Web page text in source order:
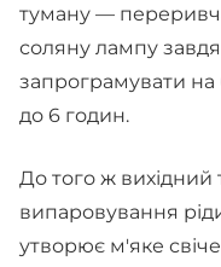
туману —
соляну лампу
запрограмувати
до 6 годин.
До того ж вихідний
випаровування
утворює м'яке